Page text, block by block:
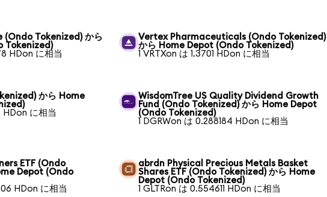
Tokenized) から
Tokenized)
HDon に相当
Vertex Pharmaceuticals (Ondo Tokenized)
から Home Depot (Ondo Tokenized)
1 VRTXon は 1.3701 HDon に相当
から Home
に相当
WisdomTree US Quality Dividend Growth
Fund (Ondo Tokenized) から Home Depot
(Ondo Tokenized)
1 DGRWon は 0.288184 HDon に相当
ETF (Ondo
Depot (Ondo
HDon に相当
abrdn Physical Precious Metals Basket
Shares ETF (Ondo Tokenized) から Home
Depot (Ondo Tokenized)
1 GLTRon は 0.554611 HDon に相当